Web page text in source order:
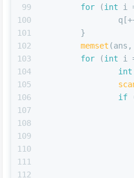
99
100
101
102
103
104
105
106
107
108
109
110
111
112
for (int i
	}
memset (ans,
for (int i
int
if